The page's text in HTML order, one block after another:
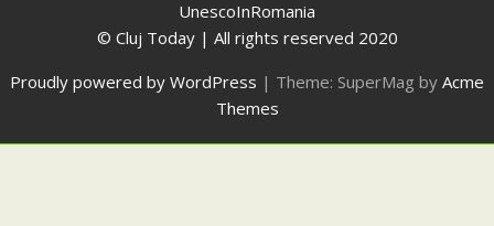
UnescoInRomania
© Cluj Today | All rights reserved 2020
Proudly powered by WordPress | Theme: SuperMag by Acme
Themes